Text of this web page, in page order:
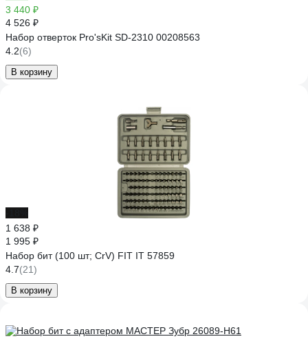
3 440 ₽
4 526 ₽
Набор отверток Pro'sKit SD-2310 00208563
4.2(6)
В корзину
1 638 ₽
1 995 ₽
Набор бит (100 шт; CrV) FIT IT 57859
4.7(21)
В корзину